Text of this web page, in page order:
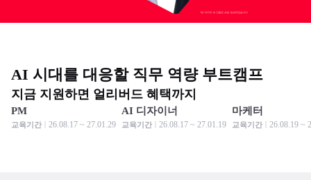
AI 시대를 대응할 직무 역량 부트캠프
지금 지원하면 얼리버드 혜택까지
모집 중
모집 중
PM
교육기간 26.08.17 ~ 27.01.29
모집 중
모집 중
AI 디자이너
교육기간 26.08.17 ~ 27.01.19
모집 중
모집 중
마케터
교육기간 26.08.19 ~